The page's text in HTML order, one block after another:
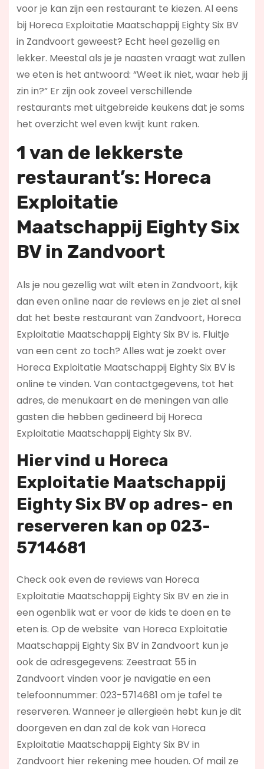
voor je kan zijn een restaurant te kiezen. Al eens
bij Horeca Exploitatie Maatschappij Eighty Six BV
in Zandvoort geweest? Echt heel gezellig en
lekker. Meestal als je je naasten vraagt wat zullen
we eten is het antwoord: “Weet ik niet, waar heb jij
zin in?” Er zijn ook zoveel verschillende
restaurants met uitgebreide keukens dat je soms
het overzicht wel even kwijt kunt raken.
1 van de lekkerste
restaurant’s: Horeca
Exploitatie
Maatschappij Eighty Six
BV in Zandvoort
Als je nou gezellig wat wilt eten in Zandvoort, kijk
dan even online naar de reviews en je ziet al snel
dat het beste restaurant van Zandvoort, Horeca
Exploitatie Maatschappij Eighty Six BV is. Fluitje
van een cent zo toch? Alles wat je zoekt over
Horeca Exploitatie Maatschappij Eighty Six BV is
online te vinden. Van contactgegevens, tot het
adres, de menukaart en de meningen van alle
gasten die hebben gedineerd bij Horeca
Exploitatie Maatschappij Eighty Six BV.
Hier vind u Horeca
Exploitatie Maatschappij
Eighty Six BV op adres- en
reserveren kan op 023-
5714681
Check ook even de reviews van Horeca
Exploitatie Maatschappij Eighty Six BV en zie in
een ogenblik wat er voor de kids te doen en te
eten is. Op de website van Horeca Exploitatie
Maatschappij Eighty Six BV in Zandvoort kun je
ook de adresgegevens: Zeestraat 55 in
Zandvoort vinden voor je navigatie en een
telefoonnummer: 023-5714681 om je tafel te
reserveren. Wanneer je allergieën hebt kun je dit
doorgeven en dan zal de kok van Horeca
Exploitatie Maatschappij Eighty Six BV in
Zandvoort hier rekening mee houden. Of mail ze